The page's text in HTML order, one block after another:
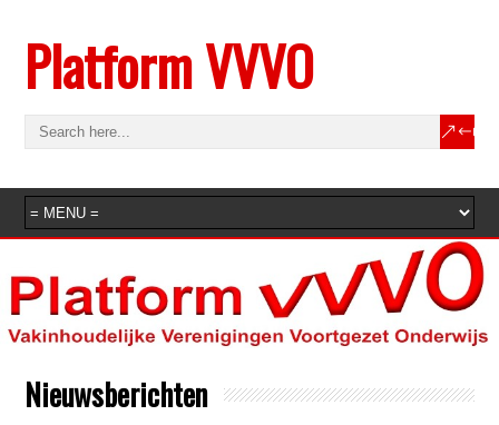
Platform VVVO
Nieuwsberichten